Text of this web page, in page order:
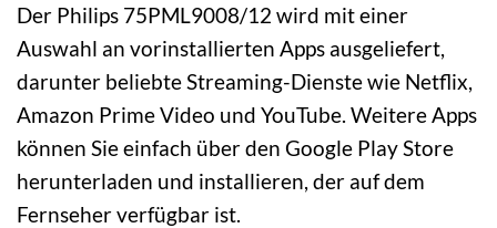
Der Philips 75PML9008/12 wird mit einer
Auswahl an vorinstallierten Apps ausgeliefert,
darunter beliebte Streaming-Dienste wie Netflix,
Amazon Prime Video und YouTube. Weitere Apps
können Sie einfach über den Google Play Store
herunterladen und installieren, der auf dem
Fernseher verfügbar ist.